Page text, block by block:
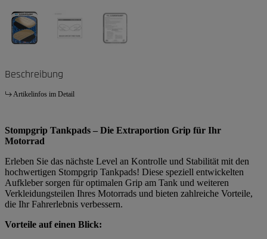
Beschreibung
Artikelinfos im Detail
Stompgrip Tankpads – Die Extraportion Grip für Ihr
Motorrad
Erleben Sie das nächste Level an Kontrolle und Stabilität mit den
hochwertigen Stompgrip Tankpads! Diese speziell entwickelten
Aufkleber sorgen für optimalen Grip am Tank und weiteren
Verkleidungsteilen Ihres Motorrads und bieten zahlreiche Vorteile,
die Ihr Fahrerlebnis verbessern.
Vorteile auf einen Blick: